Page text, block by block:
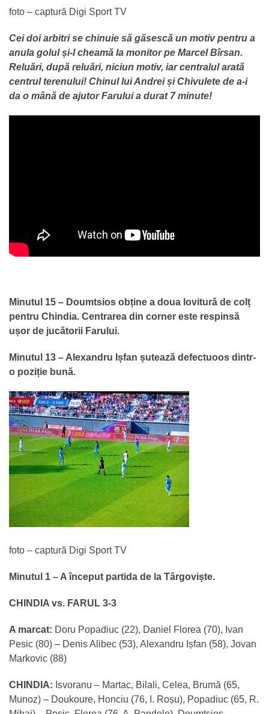
foto – captură Digi Sport TV
Cei doi arbitri se chinuie să găsescă un motiv pentru a
anula golul și-l cheamă la monitor pe Marcel Bîrsan.
Reluări, după reluări, niciun motiv, iar centralul arată
centrul terenului! Chinul lui Andrei și Chivulete de a-i
da o mână de ajutor Farului a durat 7 minute!
Minutul 15 – Doumtsios obține a doua lovitură de colț
pentru Chindia. Centrarea din corner este respinsă
ușor de jucătorii Farului.
Minutul 13 – Alexandru Ișfan șutează defectuoos dintr-
o poziție bună.
foto – captură Digi Sport TV
Minutul 1 – A început partida de la Târgoviște.
CHINDIA vs. FARUL 3-3
A marcat: Doru Popadiuc (22), Daniel Florea (70), Ivan
Pesic (80) – Denis Alibec (53), Alexandru Ișfan (58), Jovan
Markovic (88)
CHINDIA: Isvoranu – Martac, Bilali, Celea, Brumă (65,
Munoz) – Doukoure, Honciu (76, I. Roșu), Popadiuc (65, R.